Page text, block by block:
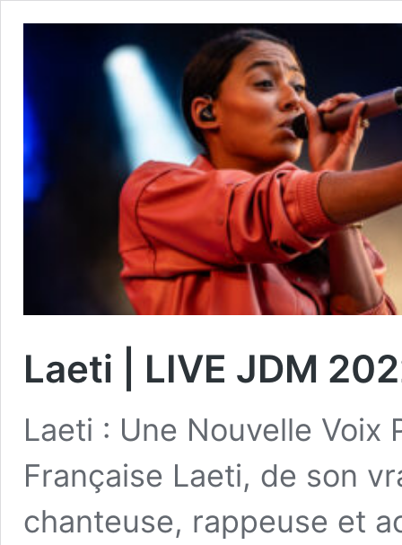
Laeti | LIVE JDM
Laeti : Une Nouvelle Voix
Française Laeti, de son
chanteuse, rappeuse et